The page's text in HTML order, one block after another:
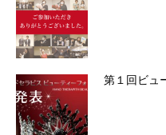
第１回ビュ